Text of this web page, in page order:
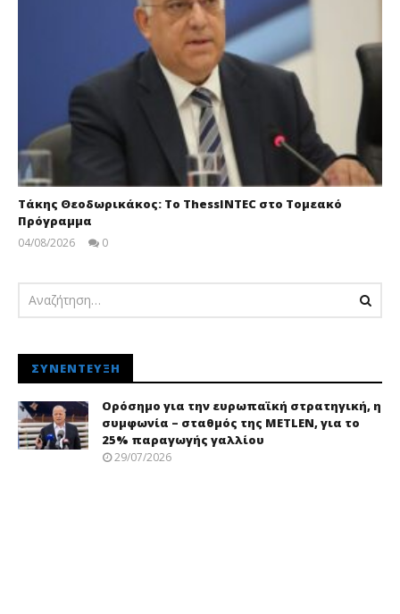
Τάκης Θεοδωρικάκος: Το ThessINTEC στο Τομεακό
Πρόγραμμα
04/08/2026
0
ΣΥΝΈΝΤΕΥΞΗ
Ορόσημο για την ευρωπαϊκή στρατηγική, η
συμφωνία – σταθμός της METLEN, για το
25% παραγωγής γαλλίου
29/07/2026